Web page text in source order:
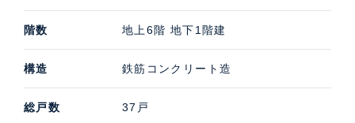
階数 地上6階 地下1階建
構造 鉄筋コンクリート造
総戸数 37戸